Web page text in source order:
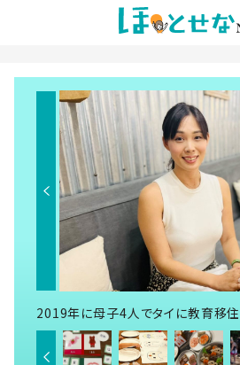
2019年に母子4人でタイに教育移